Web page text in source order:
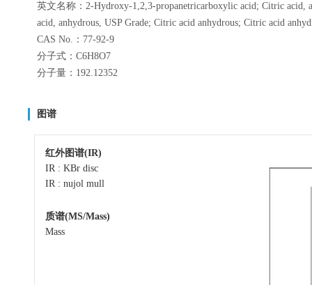
英文名称：2-Hydroxy-1,2,3-propanetricarboxylic acid; Citric acid,
acid, anhydrous, USP Grade; Citric acid anhydrous; Citric acid
CAS No.：77-92-9
分子式：C6H8O7
分子量：192.12352
图谱
红外图谱(IR)
IR : KBr disc
IR : nujol mull
质谱(MS/Mass)
Mass